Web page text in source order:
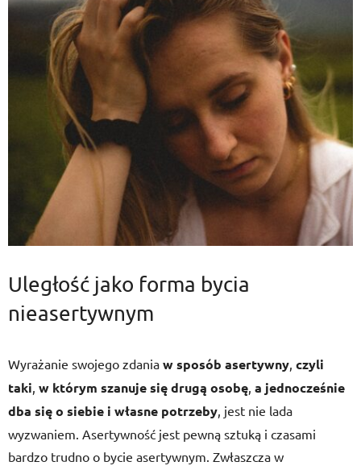
Uległość jako forma bycia
nieasertywnym
Wyrażanie swojego zdania w sposób asertywny, czyli
taki, w którym szanuje się drugą osobę, a jednocześnie
dba się o siebie i własne potrzeby, jest nie lada
wyzwaniem. Asertywność jest pewną sztuką i czasami
bardzo trudno o bycie asertywnym. Zwłaszcza w